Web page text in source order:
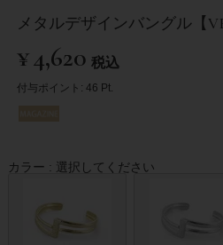
メタルデザインバングル【
¥4,620 税込
付与ポイント: 46 Pt.
カラー 選択してください